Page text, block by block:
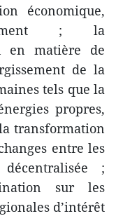
économique,
; la
en matière de
de la
tels que la
propres,
transformation
entre les
;
sur les
d’intérêt